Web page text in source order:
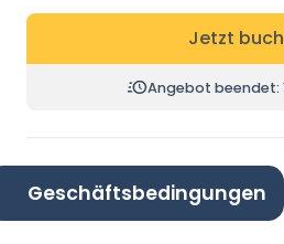
Jetzt
Angebot beendet:
Geschäftsbedingungen